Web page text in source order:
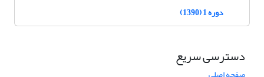
دوره 1 (1390)
دسترسی سریع